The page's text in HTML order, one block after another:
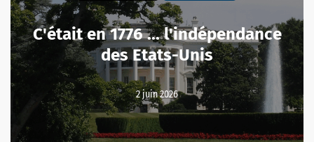
C'était en 1776 ... l'indépendance
des Etats-Unis
2 juin 2026